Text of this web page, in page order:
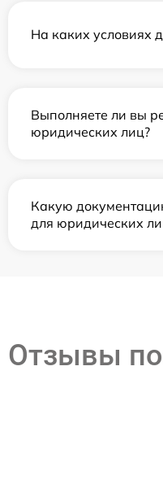
На каких условиях
Выполняете ли вы
юридических лиц?
Какую
для юридических
Отзывы